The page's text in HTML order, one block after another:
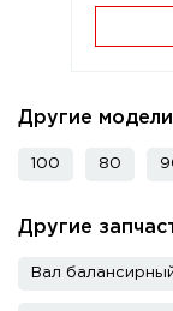
Другие
100 80
Другие
Вал